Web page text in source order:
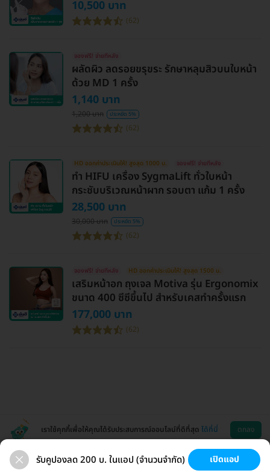
10,500 บาท
(62)
จองฟรี! จ่ายทีหลัง
ผลัดผิว ลดรอยขรุขระ รักษาหลุมสิวบนใบหน้า
ด้วย MD 1 ครั้ง
1,140 บาท
1,200 บาท ประหยัด 5%
(62)
HD ออกค่าประเมินให้! สูงสุด 1000 บ. จองฟรี! จ่ายทีหลัง
ทำ HIFU เครื่อง SygmaLift ทั่วใบหน้า
กระชับบริเวณหน้าผาก รอบตา แก้ม 1 ครั้ง
28,500 บาท
30,000 บาท ประหยัด 5%
(62)
จองฟรี! จ่ายทีหลัง HD ออกค่าประเมินให้! สูงสุด 1500 บ.
เสริมหน้าอก ถุงเจล Motiva รุ่น Ergonomix
ขนาด 400 ซีซีขึ้นไป สำหรับเคสทำครั้งแรก
177,000 บาท
(62)
ขนที่ลับ ช่วยเหลือ โหลดแอพ
เราใช้คุกกี้เพื่อให้คุณได้รับประสบการณ์ออนไลน์ที่ดีที่สุด ได้ที่นี่ ตกลง
รับคูปองลด 200 บ. ในแอป (จำนวนจำกัด) เปิดแอป